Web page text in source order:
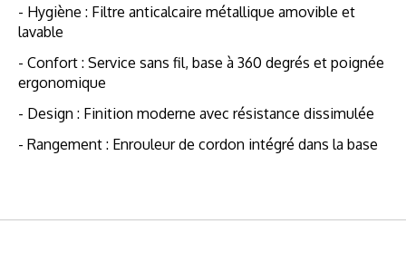
- Hygiène : Filtre anticalcaire métallique amovible et
lavable
- Confort : Service sans fil, base à 360 degrés et poignée
ergonomique
- Design : Finition moderne avec résistance dissimulée
- Rangement : Enrouleur de cordon intégré dans la base